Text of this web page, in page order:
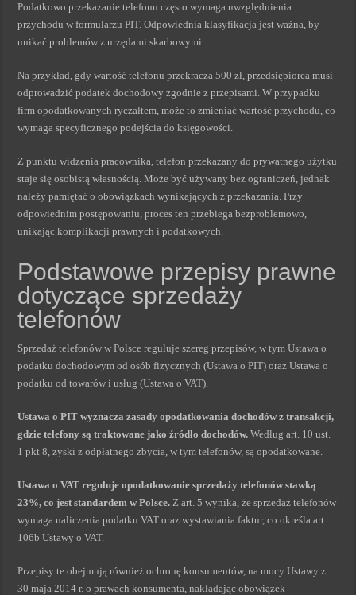
Podatkowo przekazanie telefonu często wymaga uwzględnienia
przychodu w formularzu PIT. Odpowiednia klasyfikacja jest ważna, by
unikać problemów z urzędami skarbowymi.
Na przykład, gdy wartość telefonu przekracza 500 zł, przedsiębiorca musi
odprowadzić podatek dochodowy zgodnie z przepisami. W przypadku
firm opodatkowanych ryczałtem, może to zmieniać wartość przychodu, co
wymaga specyficznego podejścia do księgowości.
Z punktu widzenia pracownika, telefon przekazany do prywatnego użytku
staje się osobistą własnością. Może być używany bez ograniczeń, jednak
należy pamiętać o obowiązkach wynikających z przekazania. Przy
odpowiednim postępowaniu, proces ten przebiega bezproblemowo,
unikając komplikacji prawnych i podatkowych.
Podstawowe przepisy prawne
dotyczące sprzedaży
telefonów
Sprzedaż telefonów w Polsce reguluje szereg przepisów, w tym Ustawa o
podatku dochodowym od osób fizycznych (Ustawa o PIT) oraz Ustawa o
podatku od towarów i usług (Ustawa o VAT).
Ustawa o PIT wyznacza zasady opodatkowania dochodów z transakcji,
gdzie telefony są traktowane jako źródło dochodów. Według art. 10 ust.
1 pkt 8, zyski z odpłatnego zbycia, w tym telefonów, są opodatkowane.
Ustawa o VAT reguluje opodatkowanie sprzedaży telefonów stawką
23%, co jest standardem w Polsce. Z art. 5 wynika, że sprzedaż telefonów
wymaga naliczenia podatku VAT oraz wystawiania faktur, co określa art.
106b Ustawy o VAT.
Przepisy te obejmują również ochronę konsumentów, na mocy Ustawy z
30 maja 2014 r. o prawach konsumenta, nakładając obowiązek